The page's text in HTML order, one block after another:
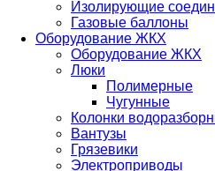
Изолирующие
Газовые баллоны
Оборудование ЖКХ
Оборудование ЖКХ
Люки
Полимерные
Чугунные
Колонки
Вантузы
Грязевики
Электроприводы